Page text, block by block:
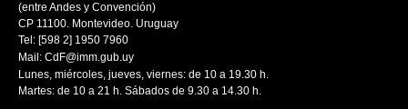
(entre Andes y Convención)
CP 11100. Montevideo. Uruguay
Tel: [598 2] 1950 7960
Mail: CdF@imm.gub.uy
Lunes, miércoles, jueves, viernes: de 10 a 19.30 h.
Martes: de 10 a 21 h. Sábados de 9.30 a 14.30 h.